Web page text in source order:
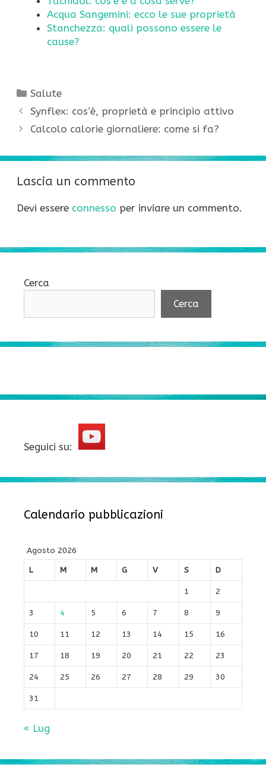
Acqua Sangemini: ecco le sue proprietà
Stanchezza: quali possono essere le
cause?
Categorie
Salute
Synflex: cos’è, proprietà e principio attivo
Calcolo calorie giornaliere: come si fa?
Lascia un commento
Devi essere connesso per inviare un commento.
Cerca
Cerca
Seguici su:
Calendario pubblicazioni
Agosto 2026
L
M M G V S D
1 2
3 4 5 6 7 8 9
10 11 12 13 14 15 16
17 18 19 20 21 22 23
24 25 26 27 28 29 30
31
« Lug